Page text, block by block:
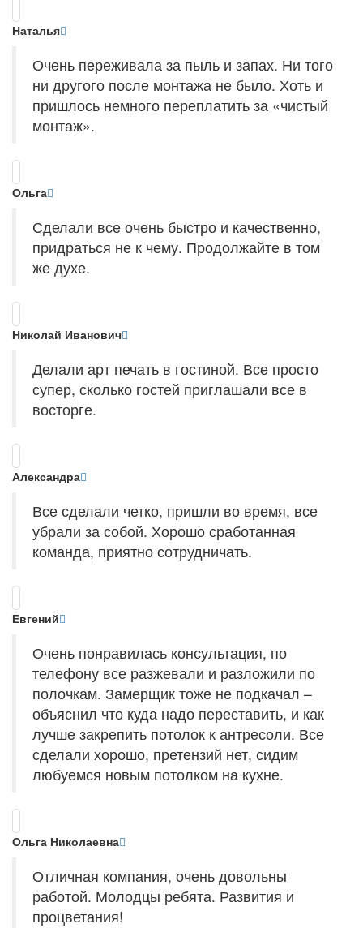
Наталья
Очень переживала за пыль и запах. Ни того
ни другого после монтажа не было. Хоть и
пришлось немного переплатить за «чистый
монтаж».
Ольга
Сделали все очень быстро и качественно,
придраться не к чему. Продолжайте в том
же духе.
Николай Иванович
Делали арт печать в гостиной. Все просто
супер, сколько гостей приглашали все в
восторге.
Александра
Все сделали четко, пришли во время, все
убрали за собой. Хорошо сработанная
команда, приятно сотрудничать.
Евгений
Очень понравилась консультация, по
телефону все разжевали и разложили по
полочкам. Замерщик тоже не подкачал –
объяснил что куда надо переставить, и как
лучше закрепить потолок к антресоли. Все
сделали хорошо, претензий нет, сидим
любуемся новым потолком на кухне.
Ольга Николаевна
Отличная компания, очень довольны
работой. Молодцы ребята. Развития и
процветания!